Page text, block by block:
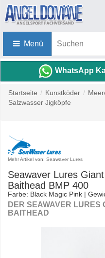
Menü
WhatsApp
Startseite / Kunstköder /
Salzwasser Jigköpfe
Mehr Artikel von: Seawaver Lures
Seawaver Lures
Baithead BMP 400
Farbe: Black Magic Pink |
DER SEAWAVER
BAITHEAD